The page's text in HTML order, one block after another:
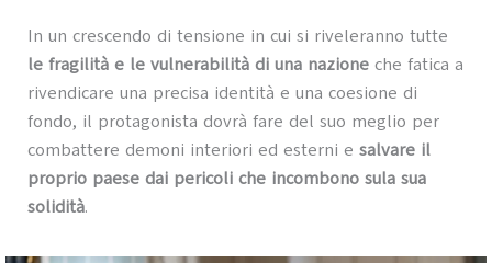
In un crescendo di tensione in cui si riveleranno tutte
le fragilità e le vulnerabilità di una nazioneche fatica a
rivendicare una precisa identità e una coesione di
fondo, il protagonista dovrà fare del suo meglio per
combattere demoni interiori ed esterni e salvare il
proprio paese dai pericoli che incombono sula sua
solidità.